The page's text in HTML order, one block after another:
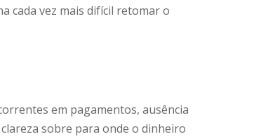
cada vez mais difícil retomar o
em pagamentos, ausência
sobre para onde o dinheiro